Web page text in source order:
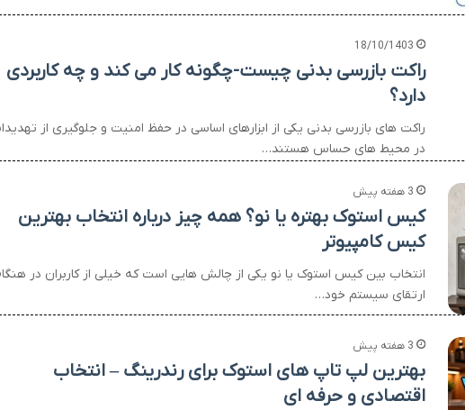
18/10/1403
راکت بازرسی بدنی چیست-چگونه کار می کند و چه کاربردی
دارد؟
راکت های بازرسی بدنی یکی از ابزارهای اساسی در حفظ امنیت و جلوگیری از
در محیط های حساس هستند…
3 هفته پیش
کیس استوک بهتره یا نو؟ همه چیز درباره انتخاب بهترین
کیس کامپیوتر
انتخاب بین کیس استوک یا نو یکی از چالش هایی است که خیلی از کاربران در
ارتقای سیستم خود…
3 هفته پیش
بهترین لپ تاپ های استوک برای رندرینگ – انتخاب
اقتصادی و حرفه ای